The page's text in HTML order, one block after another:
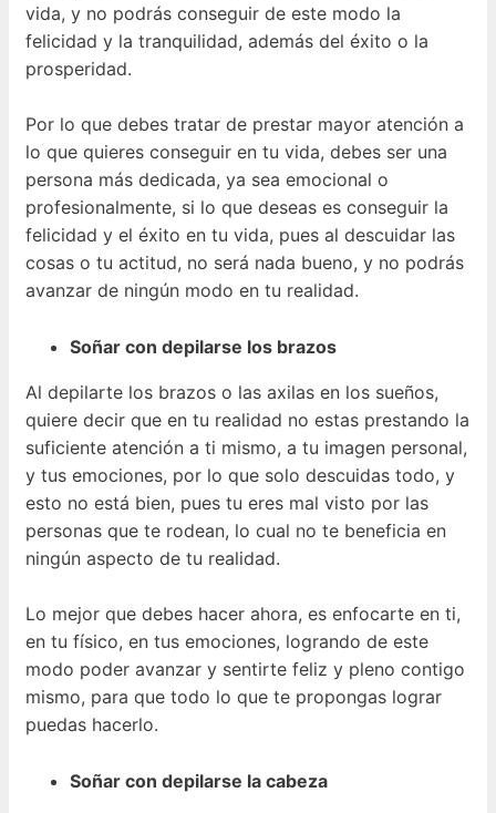
vida, y no podrás conseguir de este modo la
felicidad y la tranquilidad, además del éxito o la
prosperidad.
Por lo que debes tratar de prestar mayor atención a
lo que quieres conseguir en tu vida, debes ser una
persona más dedicada, ya sea emocional o
profesionalmente, si lo que deseas es conseguir la
felicidad y el éxito en tu vida, pues al descuidar las
cosas o tu actitud, no será nada bueno, y no podrás
avanzar de ningún modo en tu realidad.
Soñar con depilarse los brazos
Al depilarte los brazos o las axilas en los sueños,
quiere decir que en tu realidad no estas prestando la
suficiente atención a ti mismo, a tu imagen personal,
y tus emociones, por lo que solo descuidas todo, y
esto no está bien, pues tu eres mal visto por las
personas que te rodean, lo cual no te beneficia en
ningún aspecto de tu realidad.
Lo mejor que debes hacer ahora, es enfocarte en ti,
en tu físico, en tus emociones, logrando de este
modo poder avanzar y sentirte feliz y pleno contigo
mismo, para que todo lo que te propongas lograr
puedas hacerlo.
Soñar con depilarse la cabeza